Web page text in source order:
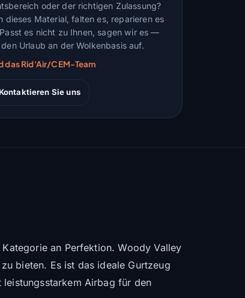
oder der richtigen Zulassung?
dieses Material, falten es, reparieren es
es nicht zu Ihnen, sagen wir es —
Urlaub an der Wolkenbasis auf.
das Rid'Air/CEM-Team
Sie uns
an Perfektion. Woody Valley
bieten. Es ist das ideale Gurtzeug
Airbag für den